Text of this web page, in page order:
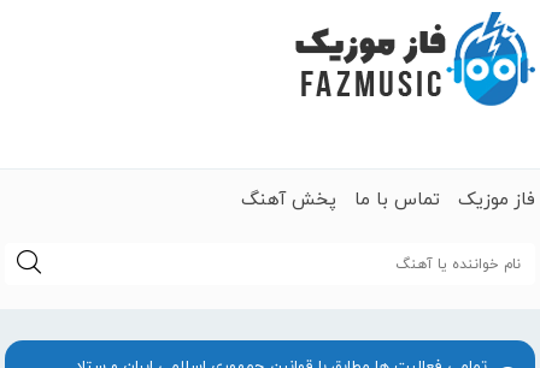
فاز موزیک تماس با ما پخش آهنگ